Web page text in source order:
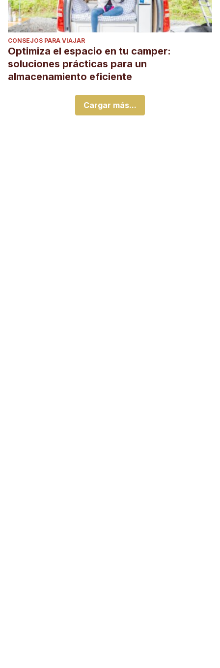
CONSEJOS PARA VIAJAR
Optimiza el espacio en tu camper:
soluciones prácticas para un
almacenamiento eficiente
Cargar más...